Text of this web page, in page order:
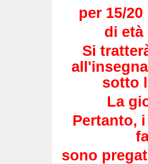
per 15/
di età
Si
sotto
La
Pertanto,
sono